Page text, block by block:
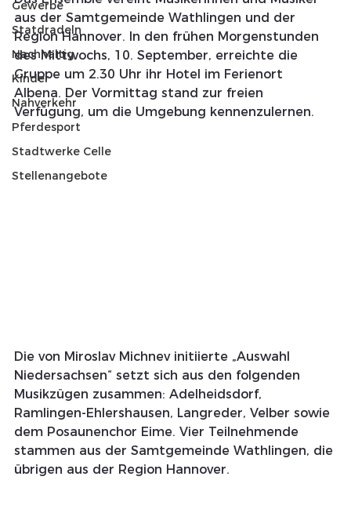
Gewerbe
Statdradeln
Nachhaltig
Kinder
Nahverkehr
Pferdesport
Stadtwerke Celle
Stellenangebote
aus der Samtgemeinde Wathlingen und der
Region Hannover. In den frühen Morgenstunden
des Mittwochs, 10. September, erreichte die
Gruppe um 2.30 Uhr ihr Hotel im Ferienort
Albena. Der Vormittag stand zur freien
Verfügung, um die Umgebung kennenzulernen.
Die von Miroslav Michnev initiierte „Auswahl
Niedersachsen“ setzt sich aus den folgenden
Musikzügen zusammen: Adelheidsdorf,
Ramlingen-Ehlershausen, Langreder, Velber sowie
dem Posaunenchor Eime. Vier Teilnehmende
stammen aus der Samtgemeinde Wathlingen, die
übrigen aus der Region Hannover.